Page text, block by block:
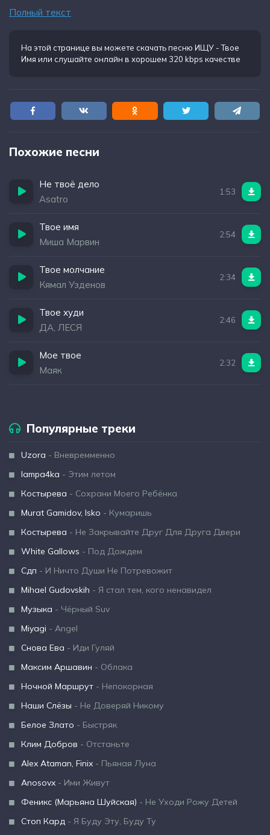
Я не смогу кричать
Полный текст
На этой странице вы можете скачать песню ИЩУ - Твое
Имя или слушайте онлайн в хорошем 320 kbps качестве
Похожие песни
Не твоё дело
Asatro
1:53
Твое имя
Миша Марвин
2:54
Твое молчание
Кямал Узденов
2:34
Твое худи
ДА, ЛЕСЯ
2:46
Мое твое
Маяк
2:32
Популярные треки
Uzora - Вневремменно
lampa4ka - Этим летом
Костырева - Сохрани Моего Ребёнка
Murat Gamidov, Isko - Кумаришь
Костырева - Не Закрывайте Друг Для Друга Двери
White Gallows - Под Дождем
Сдп - И Ничто Души Не Потревожит
Mihael Gudovskih - Я стал тем, кого ненавидел
Музыка - Чёрный Suv
Miyagi - Angel
Снова Ева - Иди Гуляй
Максим Аршавин - Облака
Ночной Маршрут - Непокорная
Наши Слёзы - Не Доверяй Никому
Белое Злато - Быстряк
Клим Добров - Отстаньте
Alex Ataman, Finix - Пьяная Луна
Anosovx - Ими Живут
Феникс (Марьяна Шуйская) - Не Уходи Рожу Детей
Стоп Кард - Я Буду Эту, Буду Ту